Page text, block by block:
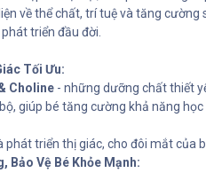
về thể chất, trí tuệ và tăng cường
triển đầu đời.
Tối Ưu:
Choline - những dưỡng chất thiết
giúp bé tăng cường khả năng học
phát triển thị giác, cho đôi mắt của
Bảo Vệ Bé Khỏe Mạnh: